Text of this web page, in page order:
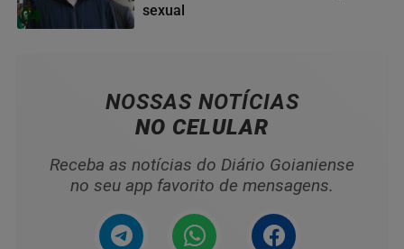
04
sexual
NOSSAS NOTÍCIAS
NO CELULAR
Receba as notícias do Diário Goianiense
no seu app favorito de mensagens.